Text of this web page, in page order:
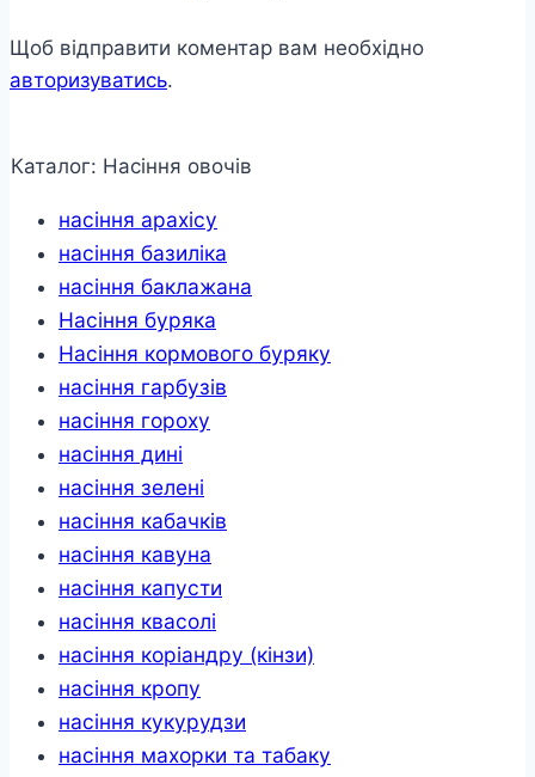
Щоб відправити коментар вам необхідно
авторизуватись.
Каталог: Насіння овочів
насіння арахісу
насіння базиліка
насіння баклажана
Насіння буряка
Насіння кормового буряку
насіння гарбузів
насіння гороху
насіння дині
насіння зелені
насіння кабачків
насіння кавуна
насіння капусти
насіння квасолі
насіння коріандру (кінзи)
насіння кропу
насіння кукурудзи
насіння махорки та табаку